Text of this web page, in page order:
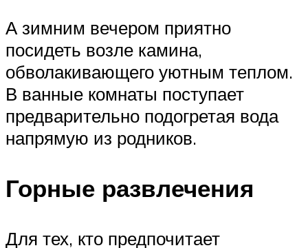
А зимним вечером приятно
посидеть возле камина,
обволакивающего уютным теплом.
В ванные комнаты поступает
предварительно подогретая вода
напрямую из родников.
Горные развлечения
Для тех, кто предпочитает